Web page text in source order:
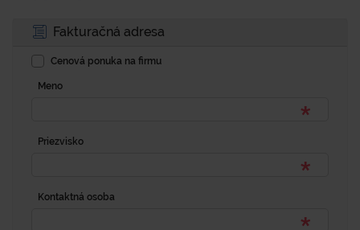
Fakturačná adresa
Cenová ponuka na firmu
Meno
Priezvisko
Kontaktná osoba